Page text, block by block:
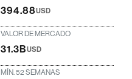
394.88USD
VALOR DE MERCADO
31.3BUSD
MÍN. 52 SEMANAS